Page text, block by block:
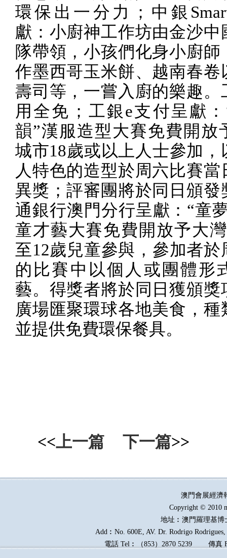
環保出一分力；中銀
獻：小廚神工作坊由金沙中
隊帶領，小孩們化身小廚師
作墨西哥玉米餅、越南春卷
壽司等，一嘗入廚的樂趣。
用全免；工銀e支付呈獻
韻”漢服造型大賽免費開放
城市18歲或以上人士參加，
人特色的造型於周六比賽當
異獎；評審團將於同日頒發
通銀行澳門分行呈獻：“童
童才藝大賽免費開放予大
至12歲兒童參與，參加者於
的比賽中以個人或團體形
藝。得獎者將於同日獲頒獎
廣場匯聚環球各地美食，種
並提供免費環保餐具。
<<上一篇 下一篇>>
澳門會展經
Copyright © 2010
地址︰澳門羅理基博
Add︰No. 600E, AV. Dr. Rodrigo
電話 Tel︰（853）2870 5239傳真